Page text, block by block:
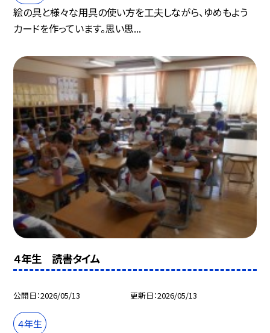
絵の具と様々な用具の使い方を工夫しながら、ゆめもよう
カードを作っています。思い思...
４年生 読書タイム
公開日 2026/05/13 更新日 2026/05/13
４年生